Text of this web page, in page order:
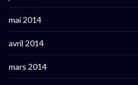
mai 2014
avril 2014
mars 2014